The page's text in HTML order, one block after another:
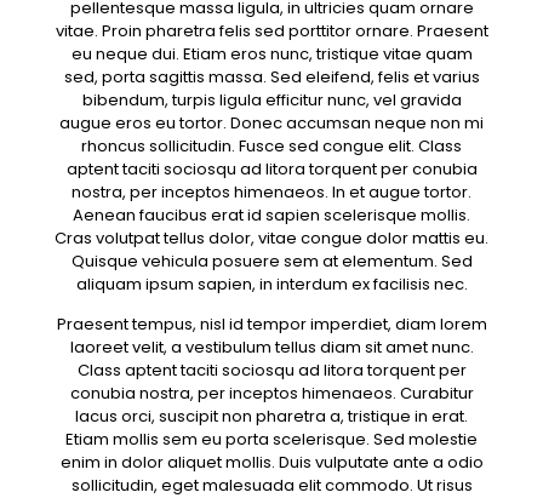
pellentesque massa ligula, in ultricies quam ornare
vitae. Proin pharetra felis sed porttitor ornare. Praesent
eu neque dui. Etiam eros nunc, tristique vitae quam
sed, porta sagittis massa. Sed eleifend, felis et varius
bibendum, turpis ligula efficitur nunc, vel gravida
augue eros eu tortor. Donec accumsan neque non mi
rhoncus sollicitudin. Fusce sed congue elit. Class
aptent taciti sociosqu ad litora torquent per conubia
nostra, per inceptos himenaeos. In et augue tortor.
Aenean faucibus erat id sapien scelerisque mollis.
Cras volutpat tellus dolor, vitae congue dolor mattis eu.
Quisque vehicula posuere sem at elementum. Sed
aliquam ipsum sapien, in interdum ex facilisis nec.
Praesent tempus, nisl id tempor imperdiet, diam lorem
laoreet velit, a vestibulum tellus diam sit amet nunc.
Class aptent taciti sociosqu ad litora torquent per
conubia nostra, per inceptos himenaeos. Curabitur
lacus orci, suscipit non pharetra a, tristique in erat.
Etiam mollis sem eu porta scelerisque. Sed molestie
enim in dolor aliquet mollis. Duis vulputate ante a odio
sollicitudin, eget malesuada elit commodo. Ut risus